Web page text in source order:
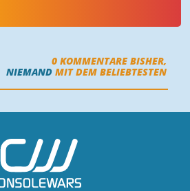
0 KOMMENTARE BISHER,
NIEMAND MIT DEM BELIEBTESTEN